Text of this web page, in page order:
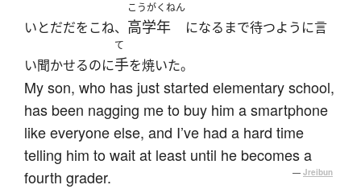
いとだだをこね、
こうがくねん
高学年 になるまで待つように言
い聞かせるのに
て
手を焼いた。
My son, who has just started elementary school,
has been nagging me to buy him a smartphone
like everyone else, and I’ve had a hard time
telling him to wait at least until he becomes a
fourth grader.
— Jreibun